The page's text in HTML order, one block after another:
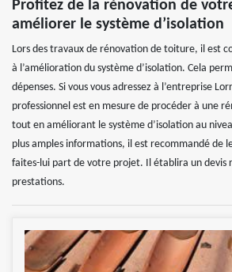
Profitez de la rénovation de
améliorer le système d’isolation
Lors des travaux de rénovation de toiture, il est
à l’amélioration du système d’isolation. Cela
dépenses. Si vous vous adressez à l’entreprise
professionnel est en mesure de procéder à une
tout en améliorant le système d’isolation au
plus amples informations, il est recommandé de
faites-lui part de votre projet. Il établira un devis
prestations.